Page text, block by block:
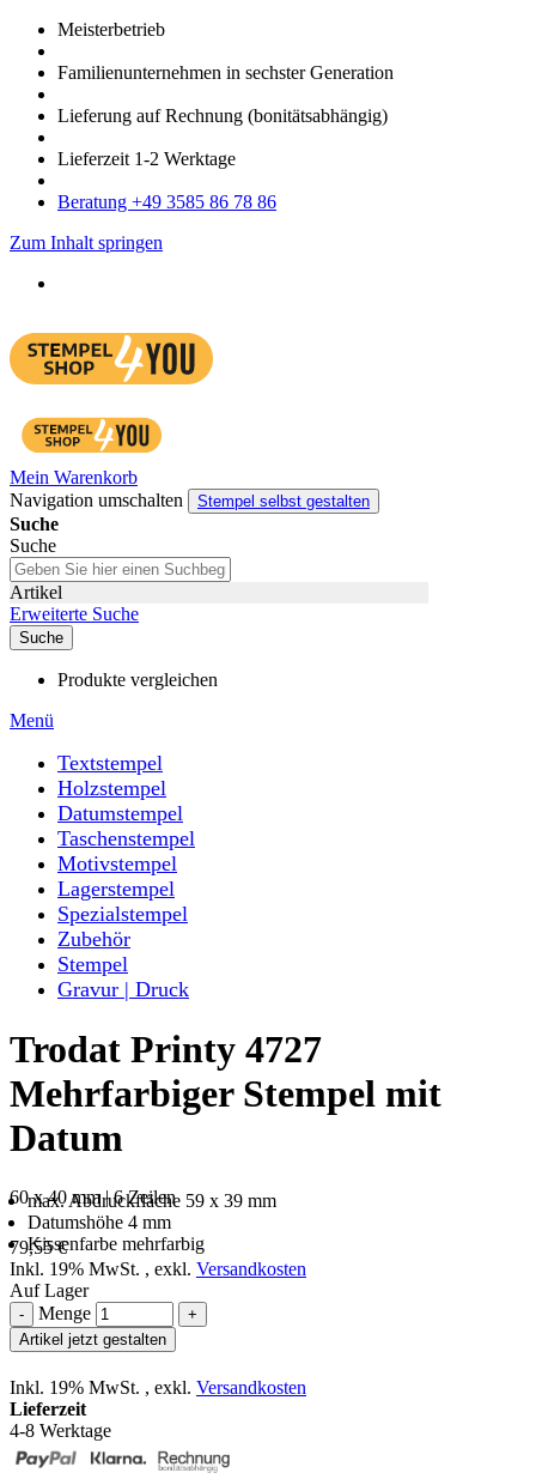
Meister­betrieb
Familien­unter­nehmen in sechster Gene­ration
Lieferung auf Rech­nung (bonitätsabhängig)
Liefer­zeit 1-2 Werk­tage
Bera­tung +49 3585 86 78 86
Zum Inhalt springen
Mein Warenkorb
Navigation umschalten
Stempel selbst gestalten
Suche
Suche
Artikel
Erweiterte Suche
Suche
Produkte vergleichen
Menü
Textstempel
Holzstempel
Datumstempel
Taschenstempel
Motivstempel
Lagerstempel
Spezialstempel
Zubehör
Stempel
Gravur | Druck
Trodat Printy 4727
Mehrfarbiger Stempel mit
Datum
60 x 40 mm | 6 Zeilen
max. Abdruckfläche 59 x 39 mm
Datumshöhe 4 mm
Kissenfarbe mehrfarbig
79,55 €
Inkl. 19% MwSt. , exkl. Versandkosten
Auf Lager
- Menge
+
Artikel jetzt gestalten
Inkl. 19% MwSt. , exkl. Versandkosten
Lieferzeit
4-8 Werktage